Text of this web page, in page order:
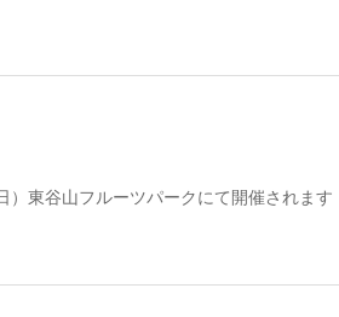
東谷山フルーツパークにて開催されます